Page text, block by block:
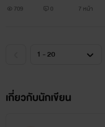
709 0 7 หน้า
เกี่ยวกับนักเขียน